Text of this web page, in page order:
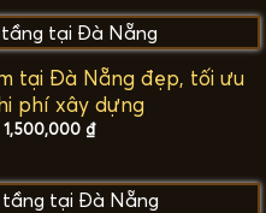
1,500,000 ₫.
tại Đà Nẵng đẹp, tối ưu
phí xây dựng
Giá
gốc
1,500,000 ₫Giá
hiện
1,500,000 ₫.